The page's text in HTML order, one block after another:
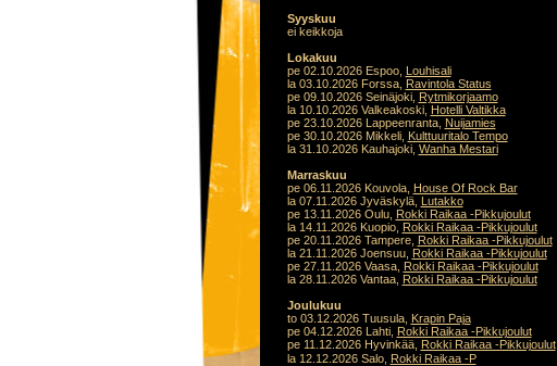
Syyskuu
ei keikkoja
Lokakuu
pe 02.10.2026 Espoo, Louhisali
la 03.10.2026 Forssa, Ravintola Status
pe 09.10.2026 Seinäjoki, Rytmikorjaamo
la 10.10.2026 Valkeakoski, Hotelli Valtikka
pe 23.10.2026 Lappeenranta, Nuijamies
pe 30.10.2026 Mikkeli, Kulttuuritalo Tempo
la 31.10.2026 Kauhajoki, Wanha Mestari
Marraskuu
pe 06.11.2026 Kouvola, House Of Rock Bar
la 07.11.2026 Jyväskylä, Lutakko
pe 13.11.2026 Oulu, Rokki Raikaa -Pikkujoulut
la 14.11.2026 Kuopio, Rokki Raikaa -Pikkujoulut
pe 20.11.2026 Tampere, Rokki Raikaa -Pikkujoulut
la 21.11.2026 Joensuu, Rokki Raikaa -Pikkujoulut
pe 27.11.2026 Vaasa, Rokki Raikaa -Pikkujoulut
la 28.11.2026 Vantaa, Rokki Raikaa -Pikkujoulut
Joulukuu
to 03.12.2026 Tuusula, Krapin Paja
pe 04.12.2026 Lahti, Rokki Raikaa -Pikkujoulut
pe 11.12.2026 Hyvinkää, Rokki Raikaa -Pikkujoulut
la 12.12.2026 Salo, Rokki Raikaa -P